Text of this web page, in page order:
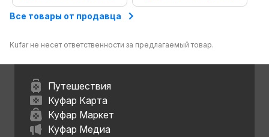
Все товары от продавца
Kufar не несет ответственности за предлагаемый товар.
Путешествия
Куфар Карта
Куфар Маркет
Куфар Медиа